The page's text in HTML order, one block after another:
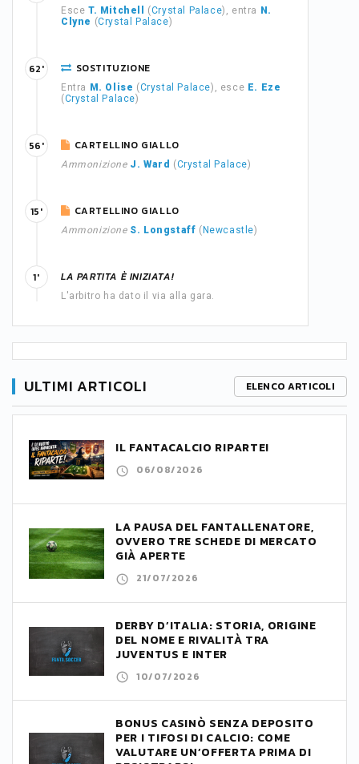
Esce T. Mitchell (Crystal Palace), entra
N.
Clyne (Crystal Palace)
SOSTITUZIONE
Entra M. Olise (Crystal Palace), esce E. Eze
(Crystal Palace)
62'
CARTELLINO GIALLO
Ammonizione J. Ward (Crystal Palace)
56'
CARTELLINO GIALLO
Ammonizione S. Longstaff ( Newcastle)
15'
LA PARTITA È INIZIATA!
L'arbitro ha dato il via alla gara.
1'
ULTIMI ARTICOLI ELENCO ARTICOLI
IL FANTACALCIO RIPARTE!
06/08/2026
LA PAUSA DEL FANTALLENATORE,
OVVERO TRE SCHEDE DI MERCATO
GIÀ APERTE
21/07/2026
DERBY D’ITALIA: STORIA, ORIGINE
DEL NOME E RIVALITÀ TRA
JUVENTUS E INTER
10/07/2026
BONUS CASINÒ SENZA DEPOSITO
PER I TIFOSI DI CALCIO: COME
VALUTARE UN’OFFERTA PRIMA DI